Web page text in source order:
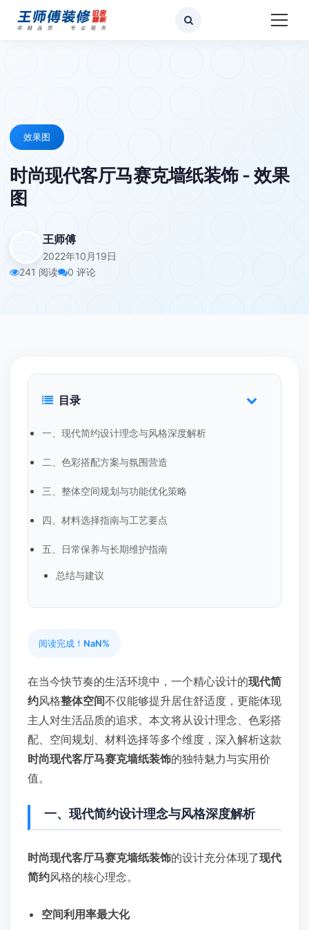
效果图
时尚现代客厅马赛克墙纸装饰 - 效果
图
王师傅
2022年10月19日
241 阅读
0 评论
目录
一、现代简约设计理念与风格深度解析
二、色彩搭配方案与氛围营造
三、整体空间规划与功能优化策略
四、材料选择指南与工艺要点
五、日常保养与长期维护指南
总结与建议
阅读完成！ NaN%
在当今快节奏的生活环境中，一个精心设计的现代简
约风格整体空间不仅能够提升居住舒适度，更能体现
主人对生活品质的追求。本文将从设计理念、色彩搭
配、空间规划、材料选择等多个维度，深入解析这款
时尚现代客厅马赛克墙纸装饰的独特魅力与实用价
值。
一、现代简约设计理念与风格深度解析
时尚现代客厅马赛克墙纸装饰的设计充分体现了现代
简约风格的核心理念。
空间利用率最大化